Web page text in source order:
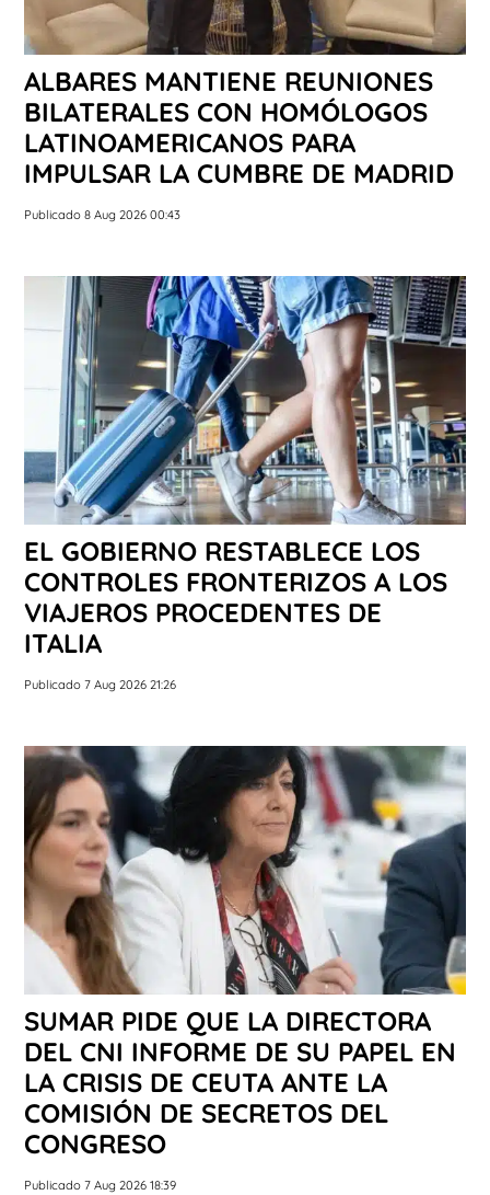
ALBARES MANTIENE REUNIONES
BILATERALES CON HOMÓLOGOS
LATINOAMERICANOS PARA
IMPULSAR LA CUMBRE DE MADRID
Publicado 8 Aug 2026 00:43
EL GOBIERNO RESTABLECE LOS
CONTROLES FRONTERIZOS A LOS
VIAJEROS PROCEDENTES DE
ITALIA
Publicado 7 Aug 2026 21:26
SUMAR PIDE QUE LA DIRECTORA
DEL CNI INFORME DE SU PAPEL EN
LA CRISIS DE CEUTA ANTE LA
COMISIÓN DE SECRETOS DEL
CONGRESO
Publicado 7 Aug 2026 18:39